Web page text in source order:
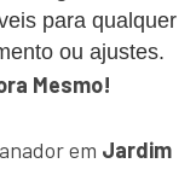
para qualquer
ou ajustes.
Mesmo!
em Jardim